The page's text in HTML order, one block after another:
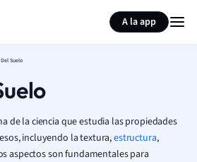
A la app
Suelo
de la ciencia que estudia las propiedades
incluyendo la textura,estructura,
aspectos son fundamentales para
Resumir página